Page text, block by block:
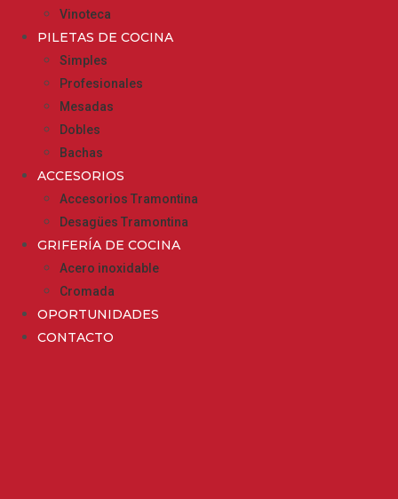
Vinoteca
PILETAS DE COCINA
Simples
Profesionales
Mesadas
Dobles
Bachas
ACCESORIOS
Accesorios Tramontina
Desagües Tramontina
GRIFERÍA DE COCINA
Acero inoxidable
Cromada
OPORTUNIDADES
CONTACTO